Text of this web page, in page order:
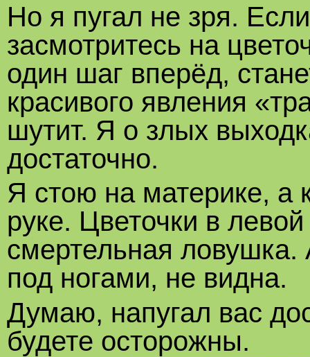
Но я пугал не зря.
засмотритесь на
один шаг вперёд,
красивого явления
шутит. Я о злых
достаточно.
Я стою на материке, а
руке. Цветочки в
смертельная
под ногами, не видна.
Думаю, напугал вас
будете осторожны.